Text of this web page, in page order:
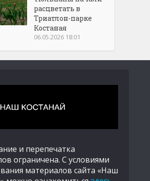
расцветать в
Триатлон-парке
Костаная
06.05.2026 18:01
и перепечатка
ограничена. С условиями
материалов сайта «Наш